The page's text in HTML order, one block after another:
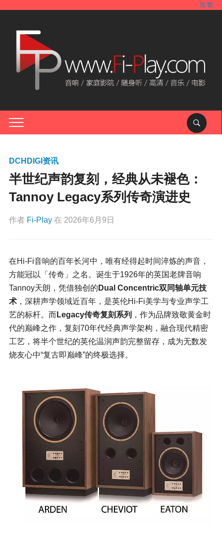
简 繁
DCHDIGI资讯
半世纪声韵复刻，经典从未褪色：
Tannoy Legacy系列传奇演进史
作者 Fi-Play 在 2026年6月9日
在Hi-Fi音响的百年长河中，唯有经得起时间淬炼的声音，
方能冠以「传奇」之名。诞生于1926年的英国老牌音响
Tannoy天朗，凭借独创的 Dual Concentric双同轴单元技
术，深耕声学领域近百年，是英伦Hi-Fi美学与专业声学工
艺的标杆。而Legacy传奇复刻系列 ，作为品牌致敬黄金时
代的巅峰之作，复刻70年代经典声学架构，融合现代精密
工艺，将半个世纪的英伦温润声韵完整留存，成为无数发
烧友心中“复古即巅峰”的终极选择。